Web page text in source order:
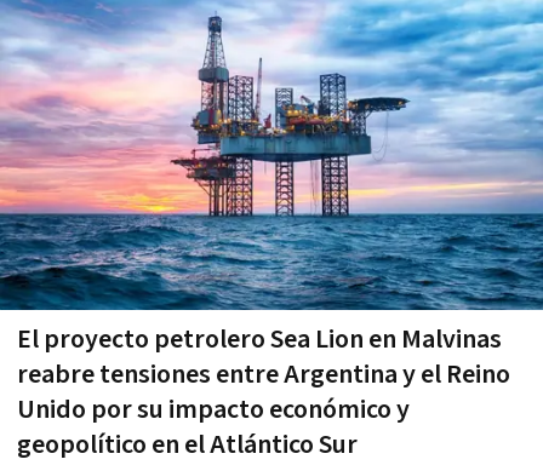
El proyecto petrolero Sea Lion en Malvinas
reabre tensiones entre Argentina y el Reino
Unido por su impacto económico y
geopolítico en el Atlántico Sur